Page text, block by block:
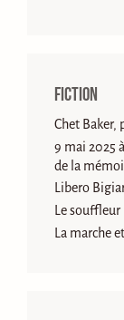
Fiction
Chet Baker,
9 mai 2025
de la
Libero
Le souffleur
La marche